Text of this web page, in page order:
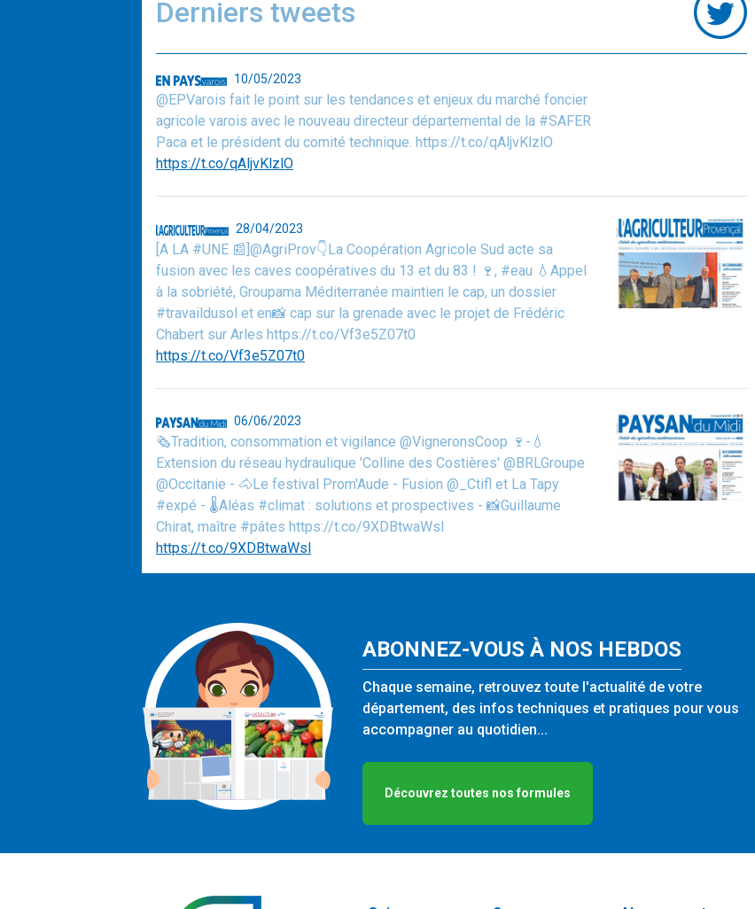
Derniers tweets
10/05/2023
@EPVarois fait le point sur les tendances et enjeux du marché foncier
agricole varois avec le nouveau directeur départemental de la #SAFER
Paca et le président du comité technique. https://t.co/qAljvKlzlO
https://t.co/qAljvKlzlO
28/04/2023
[A LA #UNE 📰]@AgriProv👇La Coopération Agricole Sud acte sa
fusion avec les caves coopératives du 13 et du 83 ! 🍷, #eau 💧Appel
à la sobriété, Groupama Méditerranée maintien le cap, un dossier
#travaildusol et en📸 cap sur la grenade avec le projet de Frédéric
Chabert sur Arles https://t.co/Vf3e5Z07t0
https://t.co/Vf3e5Z07t0
06/06/2023
🗞️Tradition, consommation et vigilance @VigneronsCoop 🍷-💧
Extension du réseau hydraulique 'Colline des Costières' @BRLGroupe
@Occitanie - 🐴Le festival Prom'Aude - Fusion @_Ctifl et La Tapy
#expé - 🌡️Aléas #climat : solutions et prospectives - 📸Guillaume
Chirat, maître #pâtes https://t.co/9XDBtwaWsl
https://t.co/9XDBtwaWsl
ABONNEZ-VOUS À NOS HEBDOS
Chaque semaine, retrouvez toute l'actualité de votre
département, des infos techniques et pratiques pour vous
accompagner au quotidien...
Découvrez toutes nos formules